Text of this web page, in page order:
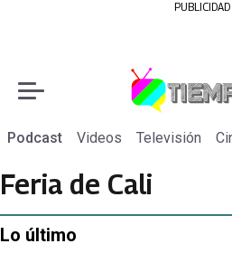
PUBLICIDAD
Podcast Videos Televisión
Feria de Cali
Lo último